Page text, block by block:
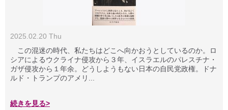
2025.02.20 Thu
この混迷の時代、私たちはどこへ向かおうとしているのか。ロ
シアによるウクライナ侵攻から３年、イスラエルのパレスチナ・
ガザ侵攻から１年余。どうしようもない日本の自民党政権。ドナ
ルド・トランプのアメリ...
続きを見る>